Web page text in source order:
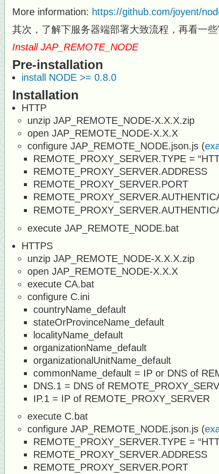
More information: https://github.com/joyent/
其次，了解下服务器端部署大致流程，再看一
Install JAP_REMOTE_NODE
Pre-installation
install NODE >= 0.8.0
Installation
HTTP
unzip JAP_REMOTE_NODE-X.X.X.zip
open JAP_REMOTE_NODE-X.X.X
configure JAP_REMOTE_NODE.json.js (
REMOTE_PROXY_SERVER.TYPE =
REMOTE_PROXY_SERVER.ADDRESS
REMOTE_PROXY_SERVER.PORT
execute JAP_REMOTE_NODE.bat
HTTPS
unzip JAP_REMOTE_NODE-X.X.X.zip
open JAP_REMOTE_NODE-X.X.X
execute CA.bat
configure C.ini
countryName_default
stateOrProvinceName_default
localityName_default
organizationName_default
organizationalUnitName_default
commonName_default = IP or DNS of
DNS.1 = DNS of
IP.1 = IP of REMOTE_PROXY_SERVER
execute C.bat
configure JAP_REMOTE_NODE.json.js (
REMOTE_PROXY_SERVER.TYPE =
REMOTE_PROXY_SERVER.ADDRESS
REMOTE_PROXY_SERVER.PORT